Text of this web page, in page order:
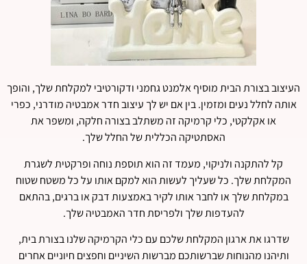
העיצוב בצורת הבית מוסיף אלמנט גחמני ודקורטיבי למקלחת שלך, והופך
אותה לחלל נעים ומזמין. בין אם יש לך עיצוב חדר אמבטיה מודרני, כפרי
או אקלקטי, כלי קרמיקה זה משתלב בצורה חלקה, ומשפר את
האסתטיקה הכללית של החלל שלך.
קל להתקנה ולניקוי, מעמד זה הוא תוספת נוחה ופרקטית לשגרת
המקלחת שלך. כל שעליך לעשות הוא למקם אותו על כל משטח שטוח
במקלחת שלך או לחבר אותו לקיר באמצעות דבק או ברגים, בהתאם
להעדפות שלך ולפריסת חדר האמבטיה שלך.
שדרגו את ארגון המקלחת שלכם עם כלי הקרמיקה שלנו בצורת בית,
ותיהנו מהנוחות שברשותכם מברשות השיניים וחפצים חיוניים אחרים